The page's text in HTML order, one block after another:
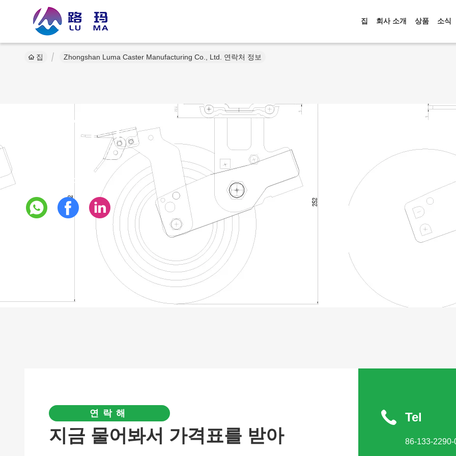
집 회사 소개 상품 소식
집 Zhongshan Luma Caster Manufacturing Co., Ltd. 연락처 정보
문의하기
우리 의 소셜 미디어
연락해
지금 물어봐서 가격표를 받아
Tel
86-133-2290-